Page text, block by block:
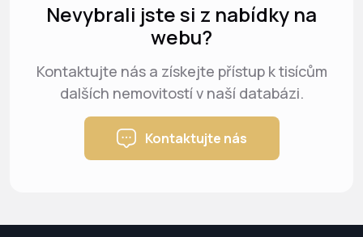
Nevybrali jste si z nabídky na
webu?
Kontaktujte nás a získejte přístup k tisícům
dalších nemovitostí v naší databázi.
Kontaktujte nás